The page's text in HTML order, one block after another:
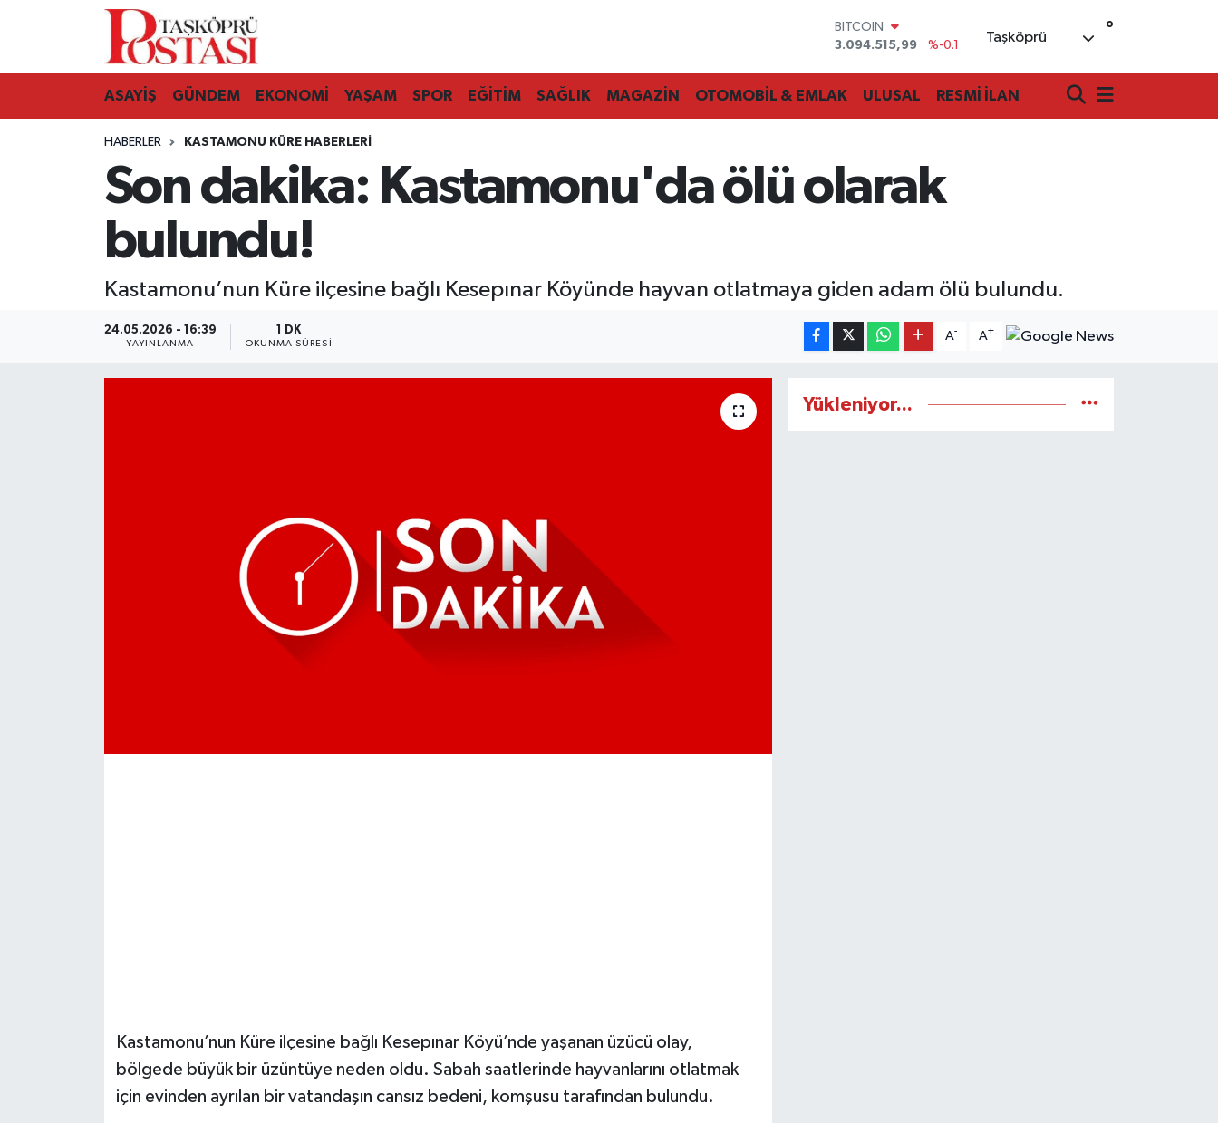
BITCOIN
3.094.515,99
%-0.1
EURO
55,2510
%0.32
6660.55
%0
Taşköprü °
ASAYİŞ GÜNDEM EKONOMİ YAŞAM SPOR EĞİTİM SAĞLIK MAGAZİN OTOMOBİL & EMLAK ULUSAL RESMİ İLAN
HABERLER KASTAMONU KÜRE HABERLERI
Son dakika: Kastamonu'da ölü olarak
bulundu!
Kastamonu’nun Küre ilçesine bağlı Kesepınar Köyünde hayvan otlatmaya giden adam ölü bulundu.
24.05.2026 - 16:39
YAYINLANMA
1 DK
OKUNMA SÜRESI
A- A+
Kastamonu’nun Küre ilçesine bağlı Kesepınar Köyü’nde yaşanan üzücü olay,
bölgede büyük bir üzüntüye neden oldu. Sabah saatlerinde hayvanlarını otlatmak
için evinden ayrılan bir vatandaşın cansız bedeni, komşusu tarafından bulundu.
Yükleniyor...
Kastamonu Vefat Edenler
Araç Haberleri
Azdavay Haberleri
Bozkurt Haberleri
Çatalzeytin Haberleri
Karadeniz Haberleri